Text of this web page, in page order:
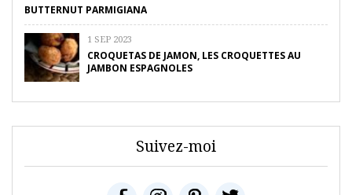
BUTTERNUT PARMIGIANA
1 SEP 2023
CROQUETAS DE JAMON, LES CROQUETTES AU
JAMBON ESPAGNOLES
Suivez-moi